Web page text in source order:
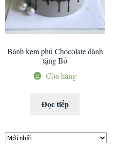
Bánh kem phủ Chocolate dành
tặng Bố
Còn hàng
Đọc tiếp